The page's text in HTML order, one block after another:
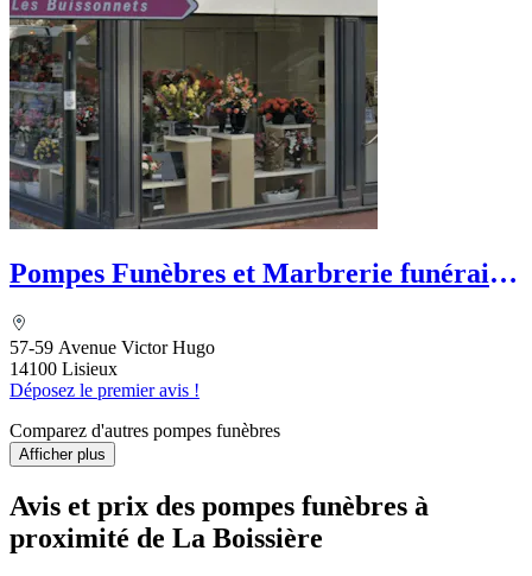
Pompes Funèbres et Marbrerie funéraire
57-59 Avenue Victor Hugo
14100 Lisieux
Déposez le premier avis !
Comparez d'autres pompes funèbres
Afficher plus
Avis et prix des pompes funèbres à
proximité de La Boissière